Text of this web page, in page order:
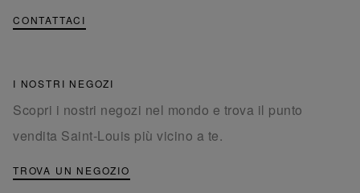
CONTATTACI
I NOSTRI NEGOZI
Scopri i nostri negozi nel mondo e trova il punto
vendita Saint-Louis più vicino a te.
TROVA UN NEGOZIO